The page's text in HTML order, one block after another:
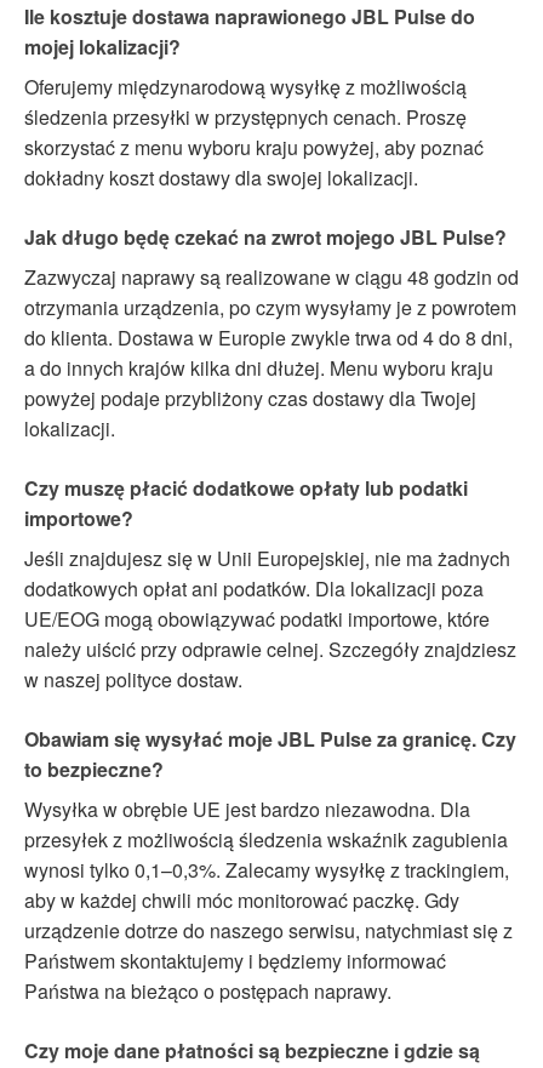
Ile kosztuje dostawa naprawionego JBL Pulse do
mojej lokalizacji?
Oferujemy międzynarodową wysyłkę z możliwością
śledzenia przesyłki w przystępnych cenach. Proszę
skorzystać z menu wyboru kraju powyżej, aby poznać
dokładny koszt dostawy dla swojej lokalizacji.
Jak długo będę czekać na zwrot mojego JBL Pulse?
Zazwyczaj naprawy są realizowane w ciągu 48 godzin od
otrzymania urządzenia, po czym wysyłamy je z powrotem
do klienta. Dostawa w Europie zwykle trwa od 4 do 8 dni,
a do innych krajów kilka dni dłużej. Menu wyboru kraju
powyżej podaje przybliżony czas dostawy dla Twojej
lokalizacji.
Czy muszę płacić dodatkowe opłaty lub podatki
importowe?
Jeśli znajdujesz się w Unii Europejskiej, nie ma żadnych
dodatkowych opłat ani podatków. Dla lokalizacji poza
UE/EOG mogą obowiązywać podatki importowe, które
należy uiścić przy odprawie celnej. Szczegóły znajdziesz
w naszej polityce dostaw.
Obawiam się wysyłać moje JBL Pulse za granicę. Czy
to bezpieczne?
Wysyłka w obrębie UE jest bardzo niezawodna. Dla
przesyłek z możliwością śledzenia wskaźnik zagubienia
wynosi tylko 0,1–0,3%. Zalecamy wysyłkę z trackingiem,
aby w każdej chwili móc monitorować paczkę. Gdy
urządzenie dotrze do naszego serwisu, natychmiast się z
Państwem skontaktujemy i będziemy informować
Państwa na bieżąco o postępach naprawy.
Czy moje dane płatności są bezpieczne i gdzie są